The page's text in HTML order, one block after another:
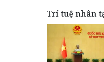
Trí tuệ nhân